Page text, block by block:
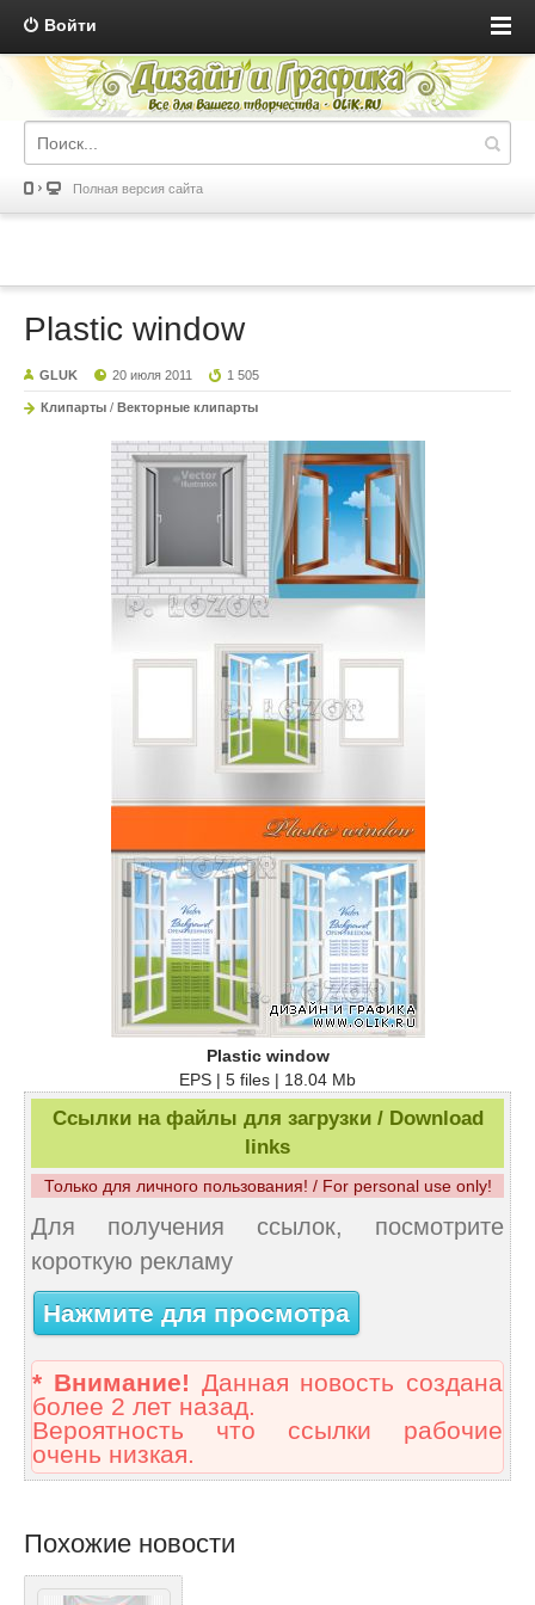
Войти
Полная версия сайта
Plastic window
GLUK 20 июля 2011 1 505
Клипарты / Векторные клипарты
Plastic window
EPS | 5 files | 18.04 Mb
Ссылки на файлы для загрузки / Download
links
Только для личного пользования! / For personal use only!
Для получения ссылок, посмотрите
короткую рекламу
Нажмите для просмотра
* Внимание! Данная новость создана
более 2 лет назад.
Вероятность что ссылки рабочие
очень низкая.
Похожие новости